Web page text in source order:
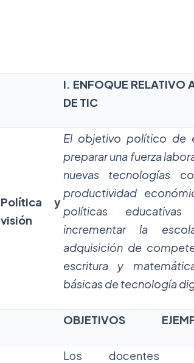
I. ENFOQUE RELATIVO
DE TIC
Política y
visión
El objetivo político de
preparar una fuerza
nuevas tecnologías
productividad
políticas educativas
incrementar la
adquisición de
escritura y
básicas de tecnología
OBJETIVOS EJE
Los docentes